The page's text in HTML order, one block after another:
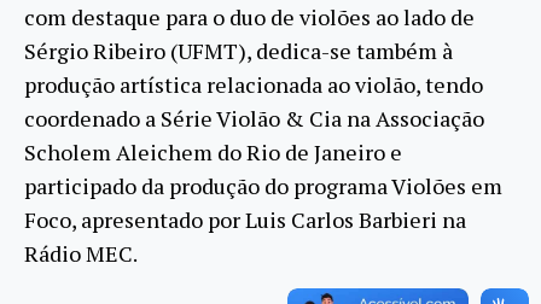
com destaque para o duo de violões ao lado de
Sérgio Ribeiro (UFMT), dedica-se também à
produção artística relacionada ao violão, tendo
coordenado a Série Violão & Cia na Associação
Scholem Aleichem do Rio de Janeiro e
participado da produção do programa Violões em
Foco, apresentado por Luis Carlos Barbieri na
Rádio MEC.